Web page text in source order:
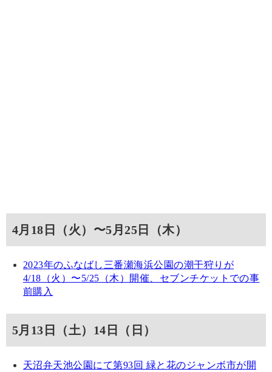
4月18日（火）〜5月25日（木）
2023年のふなばし三番瀬海浜公園の潮干狩りが
4/18（火）〜5/25（木）開催、セブンチケットでの事
前購入
5月13日（土）14日（日）
天沼弁天池公園にて第93回 緑と花のジャンボ市が開